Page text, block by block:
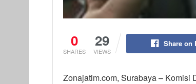
0
SHARES
29
VIEWS
Share on
Zonajatim.com, Surabaya – Komisi